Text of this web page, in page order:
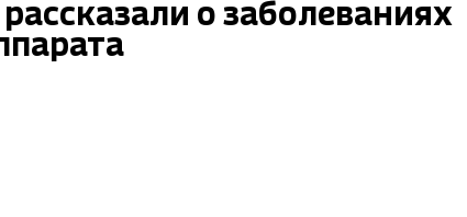
о заболеваниях